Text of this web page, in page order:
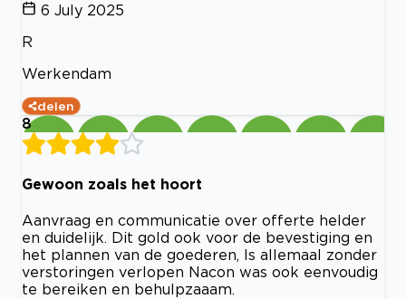
6 July 2025
R
Werkendam
delen
8
Gewoon zoals het hoort
Aanvraag en communicatie over offerte helder
en duidelijk. Dit gold ook voor de bevestiging en
het plannen van de goederen, Is allemaal zonder
verstoringen verlopen Nacon was ook eenvoudig
te bereiken en behulpzaaam.